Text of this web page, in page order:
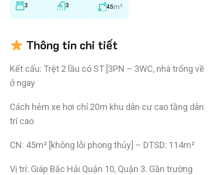
3
3
45m²
Thông tin chi tiết
Kết cấu: Trệt 2 lầu có ST [3PN – 3WC, nhà trống về
ở ngay
Cách hẻm xe hơi chỉ 20m khu dân cư cao tầng dân
trí cao
CN: 45m² [không lỗi phong thủy] – DTSD: 114m²
Vị trí: Giáp Bắc Hải Quận 10, Quận 3. Gần trường